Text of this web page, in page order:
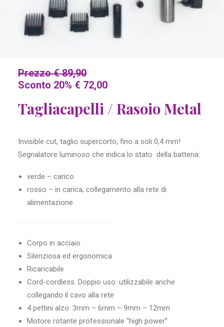
Tagliacapelli / Rasoio Metal
Prezzo € 89,90
Sconto 20% € 72,00
Invisible cut, taglio supercorto, fino a soli 0,4 mm!
Segnalatore luminoso che indica lo stato della batteria:
verde – carico
rosso – in carica, collegamento alla rete di
alimentazione
Corpo in acciaio
Silenziosa ed ergonomica
Ricaricabile
Cord-cordless. Doppio uso: utilizzabile anche
collegando il cavo alla rete
4 pettini alzo: 3mm – 6mm – 9mm – 12mm
Motore rotante professionale “high power”